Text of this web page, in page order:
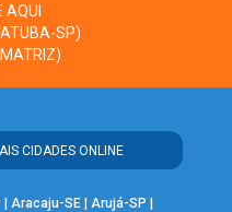
AQUI
SP)
CIDADES ONLINE
| Aracaju-SE| Arujá-SP |